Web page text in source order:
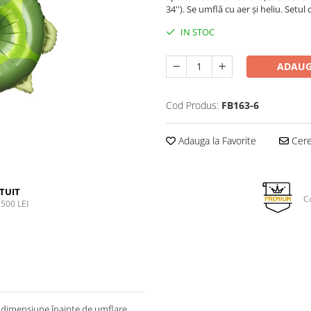
34''). Se umflă cu aer și heliu. Setul
IN STOC
Cod Produs: FB163-6
Adauga la Favorite
LEI